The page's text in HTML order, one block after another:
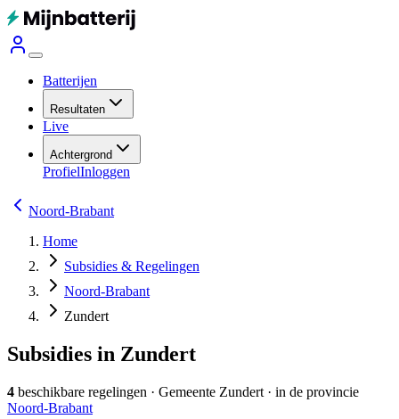
Batterijen
Resultaten
Live
Achtergrond
ProfielInloggen
Noord-Brabant
Home
Subsidies & Regelingen
Noord-Brabant
Zundert
Subsidies in Zundert
4 beschikbare regelingen · Gemeente Zundert · in de provincie
Noord-Brabant